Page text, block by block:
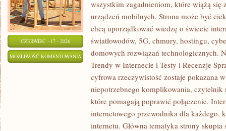
CZERWIEC - 17 - 2026
MOŻLIWOŚĆ KOMENTOWANIA NOWINKI
TRENDY
INTERNECIE
wszystkim zagadnieniom, które wiążą się
urządzeń mobilnych. Strona może być
chcą uporządkować wiedzę o świecie
światłowodów, 5G, chmury, hostingu,
domowych rozwiązań technologicznych.
Trendy w Internecie i Testy i Recenzje
cyfrowa rzeczywistość zostaje pokazana
niepotrzebnego komplikowania,
które pomagają poprawić połączenie.
internetowego przewodnika dla każdego,
internetu. Główna tematyka strony skupia